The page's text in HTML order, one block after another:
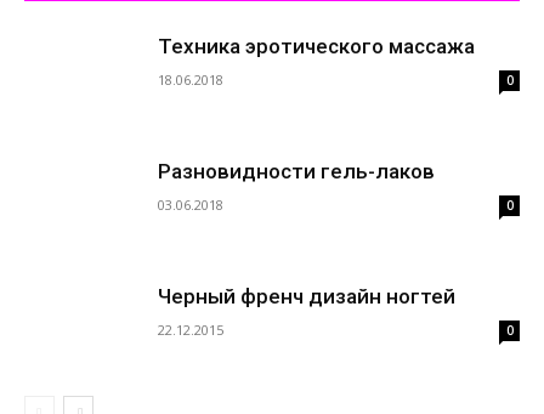
Техника эротического массажа
18.06.2018 0
Разновидности гель-лаков
03.06.2018 0
Черный френч дизайн ногтей
22.12.2015 0